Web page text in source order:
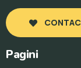
Pagini